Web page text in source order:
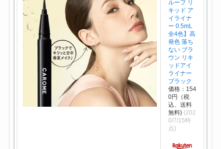
ルーフ リ
キッド ア
イライナ
ー 0.5mL
全4色】高
発色 落ち
ない ブラ
ウン リキ
ッドアイ
ライナー
ブラック
価格：154
0円（税
込、送料
無料) (202
0/7/15時
点)